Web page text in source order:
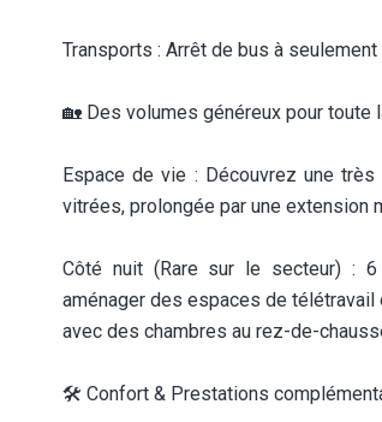
Transports : Arrêt de bus à
🏡 Des volumes généreux pour toute
Espace de vie : Découvrez une
vitrées, prolongée par une extension
Côté nuit (Rare sur le secteur) : 6
aménager des espaces de télétravail
avec des chambres au rez-de-
🛠️ Confort & Prestations